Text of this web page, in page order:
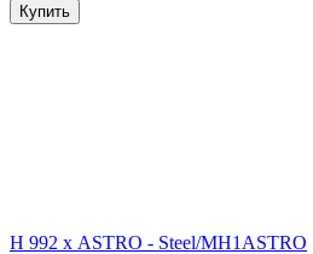
Купить
H 992 х ASTRO - Steel/MH1ASTRO